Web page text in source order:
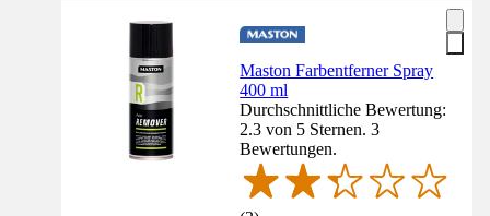
Maston Farbentferner Spray
400 ml
Durchschnittliche Bewertung:
2.3 von 5 Sternen. 3
Bewertungen.